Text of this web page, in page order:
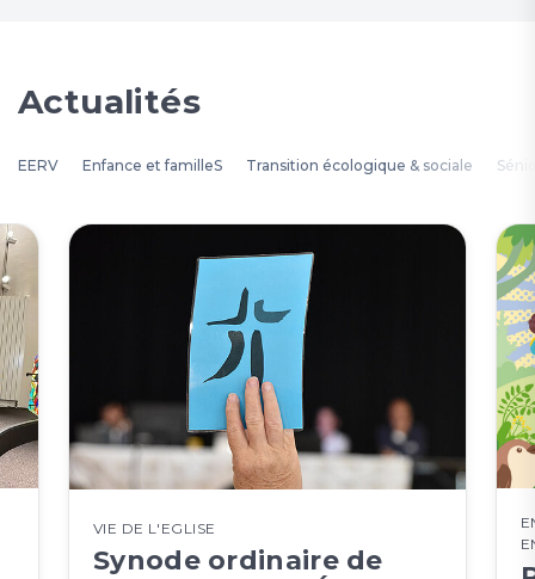
Actualités
EERV Enfance et familleS Transition écologique & sociale
VIE DE L'EGLISE
Synode ordinaire de